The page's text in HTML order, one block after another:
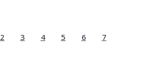
2 3 4 5 6 7